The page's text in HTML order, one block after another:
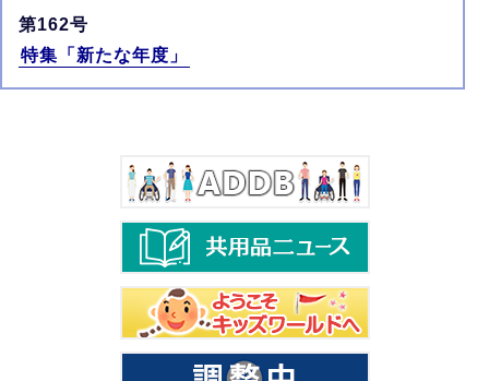
第162号
特集「新たな年度」